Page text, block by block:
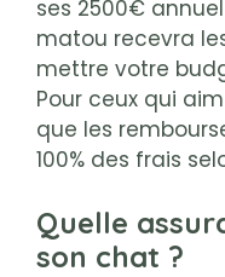
ses 2500€
matou recevra
mettre votre
Pour ceux qui
que les
100% des frais
Quelle
son chat ?